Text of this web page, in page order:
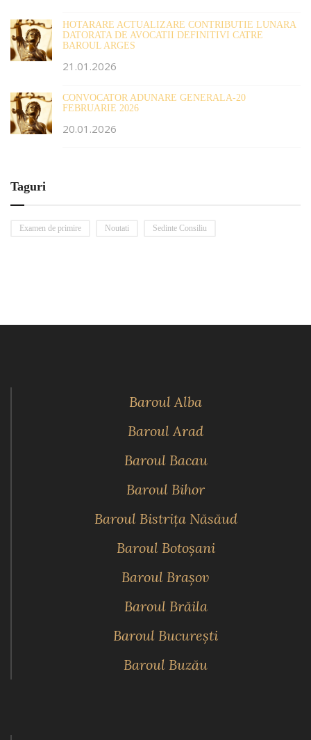
HOTARARE ACTUALIZARE CONTRIBUTIE LUNARA
DATORATA DE AVOCATII DEFINITIVI CATRE
BAROUL ARGES
21.01.2026
CONVOCATOR ADUNARE GENERALA-20
FEBRUARIE 2026
20.01.2026
Taguri
Examen de primire Noutati Sedinte Consiliu
Baroul Alba
Baroul Arad
Baroul Bacau
Baroul Bihor
Baroul Bistriţa Năsăud
Baroul Botoşani
Baroul Braşov
Baroul Brăila
Baroul Bucureşti
Baroul Buzău